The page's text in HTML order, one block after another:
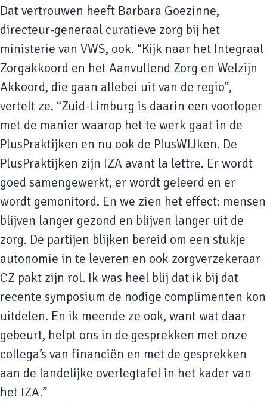
Dat vertrouwen heeft Barbara Goezinne,
directeur-generaal curatieve zorg bij het
ministerie van VWS, ook. “Kijk naar het Integraal
Zorgakkoord en het Aanvullend Zorg en Welzijn
Akkoord, die gaan allebei uit van de regio”,
vertelt ze. “Zuid-Limburg is daarin een voorloper
met de manier waarop het te werk gaat in de
PlusPraktijken en nu ook de PlusWIJken. De
PlusPraktijken zijn IZA avant la lettre. Er wordt
goed samengewerkt, er wordt geleerd en er
wordt gemonitord. En we zien het effect: mensen
blijven langer gezond en blijven langer uit de
zorg. De partijen blijken bereid om een stukje
autonomie in te leveren en ook zorgverzekeraar
CZ pakt zijn rol. Ik was heel blij dat ik bij dat
recente symposium de nodige complimenten kon
uitdelen. En ik meende ze ook, want wat daar
gebeurt, helpt ons in de gesprekken met onze
collega’s van financiën en met de gesprekken
aan de landelijke overlegtafel in het kader van
het IZA.”